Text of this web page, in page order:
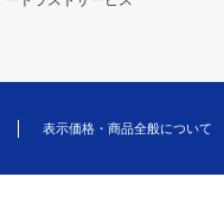
表示価格・商品全般について